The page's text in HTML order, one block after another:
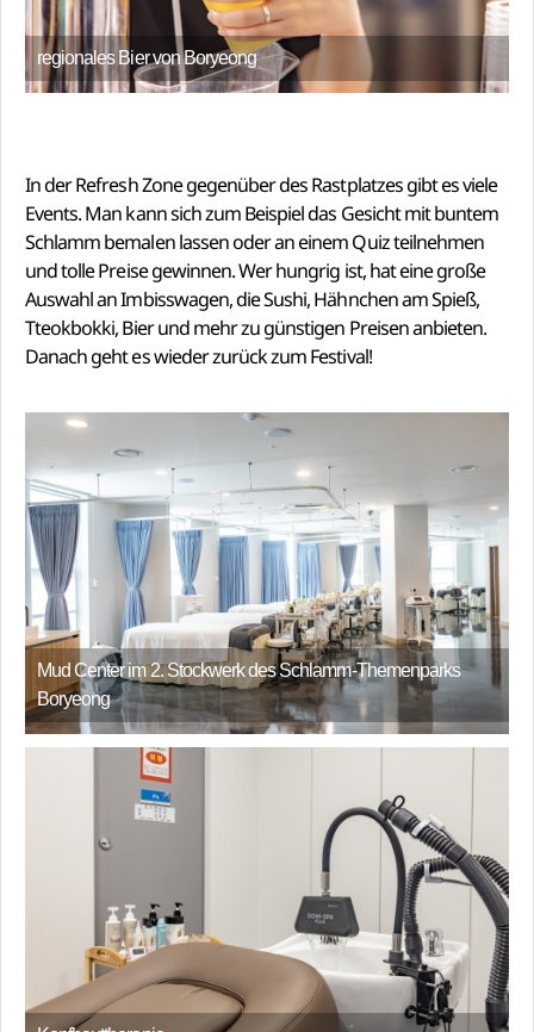
regionales Bier von Boryeong
In der Refresh Zone gegenüber des Rastplatzes gibt es viele
Events. Man kann sich zum Beispiel das Gesicht mit buntem
Schlamm bemalen lassen oder an einem Quiz teilnehmen
und tolle Preise gewinnen. Wer hungrig ist, hat eine große
Auswahl an Imbisswagen, die Sushi, Hähnchen am Spieß,
Tteokbokki, Bier und mehr zu günstigen Preisen anbieten.
Danach geht es wieder zurück zum Festival!
Mud Center im 2. Stockwerk des Schlamm-Themenparks
Boryeong